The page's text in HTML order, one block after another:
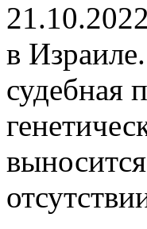
21.10.2022
в
судебная